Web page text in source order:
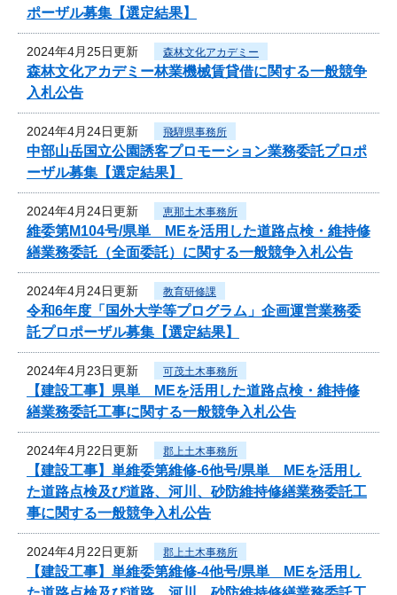
ポーザル募集【選定結果】
2024年4月25日更新 森林文化アカデミー
森林文化アカデミー林業機械賃貸借に関する一般競争
入札公告
2024年4月24日更新 飛騨県事務所
中部山岳国立公園誘客プロモーション業務委託プロポ
ーザル募集【選定結果】
2024年4月24日更新 恵那土木事務所
維委第M104号/県単 MEを活用した道路点検・維持修
繕業務委託（全面委託）に関する一般競争入札公告
2024年4月24日更新 教育研修課
令和6年度「国外大学等プログラム」企画運営業務委
託プロポーザル募集【選定結果】
2024年4月23日更新 可茂土木事務所
【建設工事】県単 MEを活用した道路点検・維持修
繕業務委託工事に関する一般競争入札公告
2024年4月22日更新 郡上土木事務所
【建設工事】単維委第維修‐6他号/県単 MEを活用し
た道路点検及び道路、河川、砂防維持修繕業務委託工
事に関する一般競争入札公告
2024年4月22日更新 郡上土木事務所
【建設工事】単維委第維修‐4他号/県単 MEを活用し